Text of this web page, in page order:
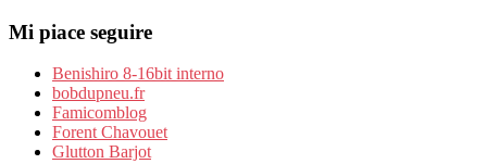
Mi piace seguire
Benishiro 8-16bit interno
bobdupneu.fr
Famicomblog
Forent Chavouet
Glutton Barjot